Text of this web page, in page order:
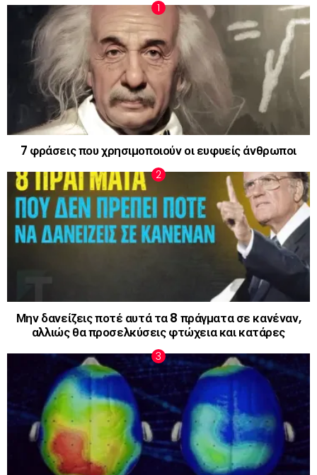
7 φράσεις που χρησιμοποιούν οι ευφυείς άνθρωποι
Μην δανείζεις ποτέ αυτά τα 8 πράγματα σε κανέναν,
αλλιώς θα προσελκύσεις φτώχεια και κατάρες